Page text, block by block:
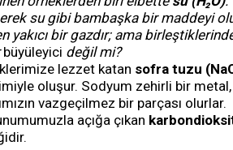
su gibi bambaşka bir maddeyi
yakıcı bir gazdır; ama
büyüleyici değil mi?
lezzet katan sofra tuzu
oluşur. Sodyum zehirli bir
vazgeçilmez bir parçası olurlar.
açığa çıkan